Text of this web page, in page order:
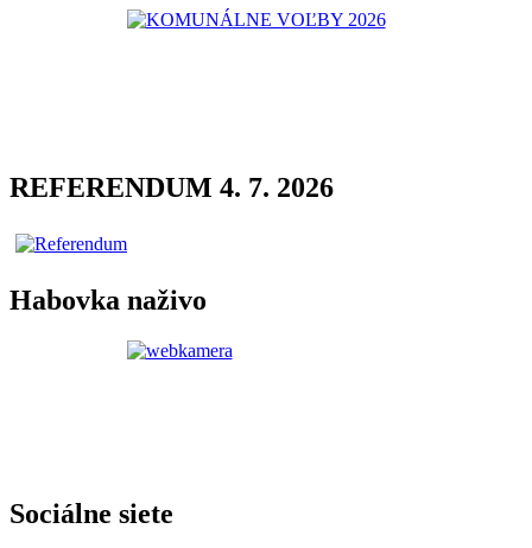
REFERENDUM 4. 7. 2026
Habovka naživo
Sociálne siete